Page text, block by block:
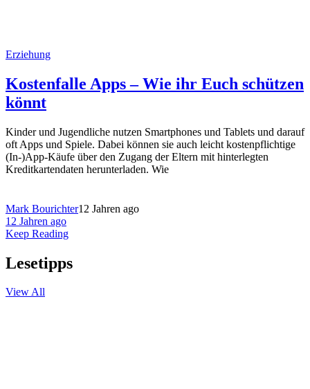
Erziehung
Kostenfalle Apps – Wie ihr Euch schützen
könnt
Kinder und Jugendliche nutzen Smartphones und Tablets und darauf
oft Apps und Spiele. Dabei können sie auch leicht kostenpflichtige
(In-)App-Käufe über den Zugang der Eltern mit hinterlegten
Kreditkartendaten herunterladen. Wie
Mark Bourichter12 Jahren ago
12 Jahren ago
Keep Reading
Lesetipps
View All